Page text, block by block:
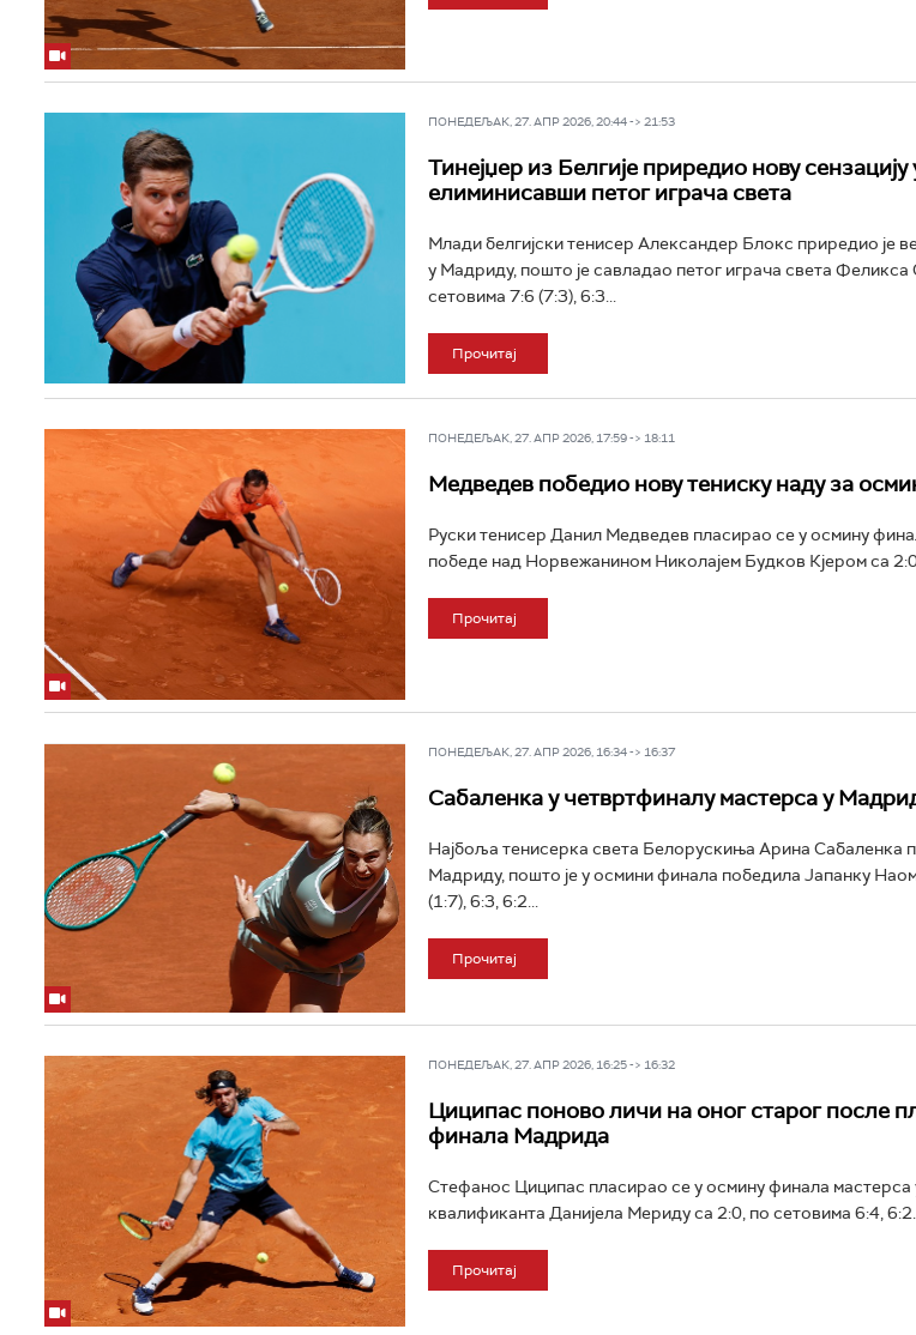
ПОНЕДЕЉАК, 27. АПР 2026, 20:44 -> 21:53
Тинејџер из Белгије приредио нову
елиминисавши петог играча света
Млади белгијски тенисер Александер Блокс приредио је
у Мадриду, пошто је савладао петог играча света
сетовима 7:6 (7:3), 6:3...
Прочитај
ПОНЕДЕЉАК, 27. АПР 2026, 17:59 -> 18:11
Медведев победио нову тениску наду за
Руски тенисер Данил Медведев пласирао се у осмину
победе над Норвежанином Николајем Будков Кјером са
Прочитај
ПОНЕДЕЉАК, 27. АПР 2026, 16:34 -> 16:37
Сабаленка у четвртфиналу мастерса у
Најбоља тенисерка света Белорускиња Арина Сабаленка
Мадриду, пошто је у осмини финала победила Јапанку
(1:7), 6:3, 6:2...
Прочитај
ПОНЕДЕЉАК, 27. АПР 2026, 16:25 -> 16:32
Циципас поново личи на оног старог после
финала Мадрида
Стефанос Циципас пласирао се у осмину финала
квалификанта Данијела Мериду са 2:0, по сетовима 6:4,
Прочитај